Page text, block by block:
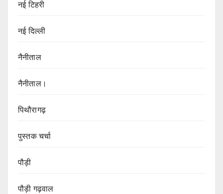
नई टिहरी
नई दिल्ली
नैनीताल
नैनीताल।
पिथौरागढ़
पुस्तक चर्चा
पौड़ी
पौड़ी गढ़वाल